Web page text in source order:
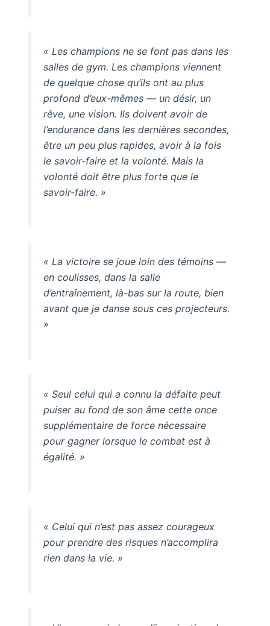
« Les champions ne se font pas dans les
salles de gym. Les champions viennent
de quelque chose qu’ils ont au plus
profond d’eux-mêmes — un désir, un
rêve, une vision. Ils doivent avoir de
l’endurance dans les dernières secondes,
être un peu plus rapides, avoir à la fois
le savoir-faire et la volonté. Mais la
volonté doit être plus forte que le
savoir-faire. »
« La victoire se joue loin des témoins —
en coulisses, dans la salle
d’entraînement, là-bas sur la route, bien
avant que je danse sous ces projecteurs.
»
« Seul celui qui a connu la défaite peut
puiser au fond de son âme cette once
supplémentaire de force nécessaire
pour gagner lorsque le combat est à
égalité. »
« Celui qui n’est pas assez courageux
pour prendre des risques n’accomplira
rien dans la vie. »